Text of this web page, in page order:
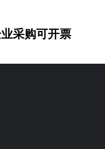
采购可开票